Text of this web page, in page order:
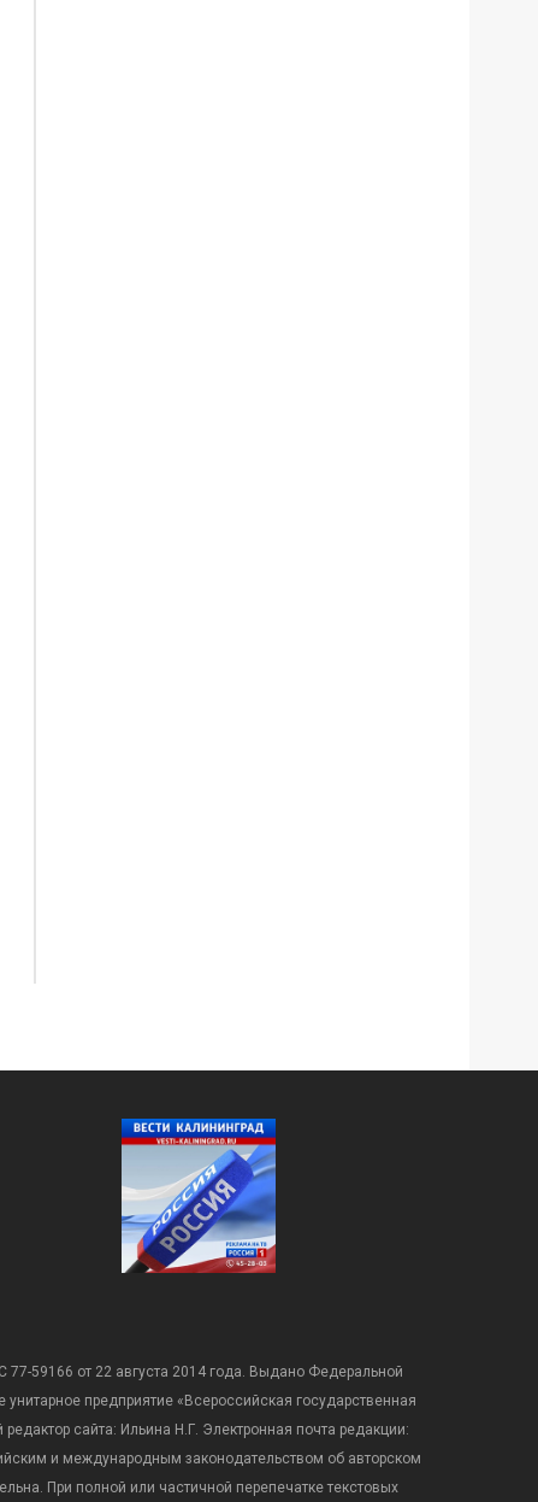
59166 от 22 августа 2014 года. Выдано Федеральной
предприятие «Всероссийская государственная
сайта: Ильина Н.Г. Электронная почта редакции:
и международным законодательством об авторском
При полной или частичной перепечатке текстовых